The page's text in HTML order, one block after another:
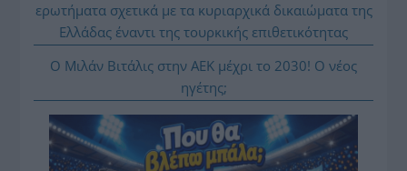
ερωτήματα σχετικά με τα κυριαρχικά δικαιώματα της
Ελλάδας έναντι της τουρκικής επιθετικότητας
Ο Μιλάν Βιτάλις στην ΑΕΚ μέχρι το 2030! Ο νέος
ηγέτης;